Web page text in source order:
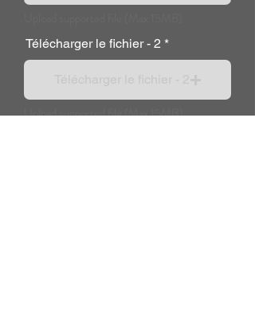
Télécharger le fichier - 2
Upload supported file (Max 15MB)